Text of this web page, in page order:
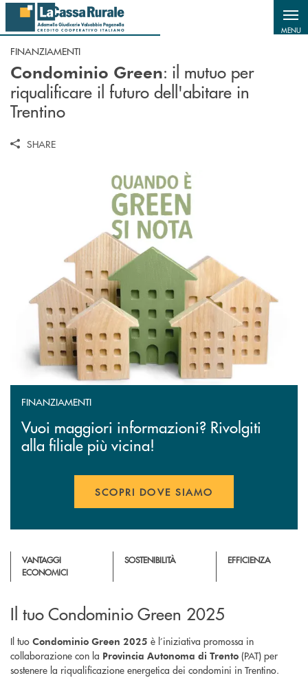
Salta al contenuto principale
MENU
FINANZIAMENTI
Condominio Green: il mutuo per
riqualificare il futuro dell'abitare in
Trentino
SHARE
FINANZIAMENTI
Vuoi maggiori informazioni? Rivolgiti
alla filiale più vicina!
SCOPRI DOVE SIAMO
VANTAGGI
ECONOMICI
SOSTENIBILITÀ EFFICIENZA
Il tuo Condominio Green 2025
Il tuo Condominio Green 2025 è l’iniziativa promossa in
collaborazione con la Provincia Autonoma di Trento (PAT) per
sostenere la riqualificazione energetica dei condomini in Trentino.